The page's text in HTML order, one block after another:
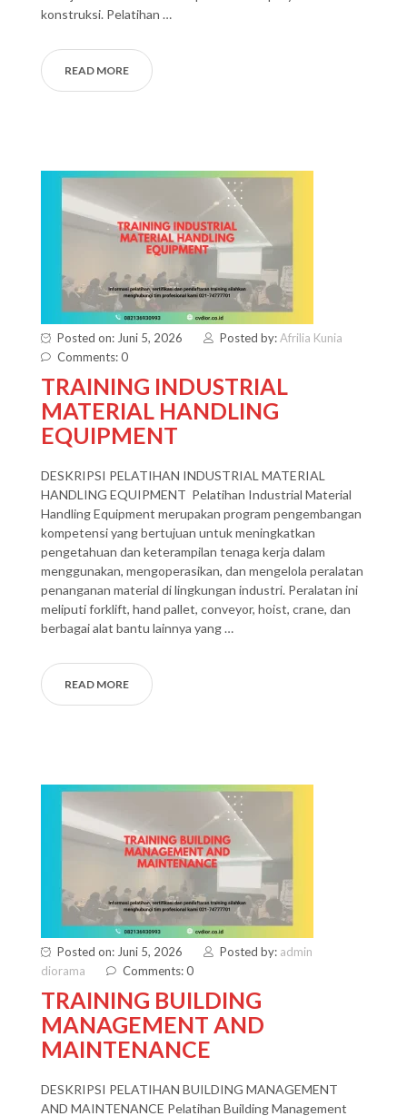
konstruksi. Pelatihan …
READ MORE
Posted on: Juni 5, 2026 Posted by:Afrilia Kunia
Comments: 0
TRAINING INDUSTRIAL
MATERIAL HANDLING
EQUIPMENT
DESKRIPSI PELATIHAN INDUSTRIAL MATERIAL
HANDLING EQUIPMENT Pelatihan Industrial Material
Handling Equipment merupakan program pengembangan
kompetensi yang bertujuan untuk meningkatkan
pengetahuan dan keterampilan tenaga kerja dalam
menggunakan, mengoperasikan, dan mengelola peralatan
penanganan material di lingkungan industri. Peralatan ini
meliputi forklift, hand pallet, conveyor, hoist, crane, dan
berbagai alat bantu lainnya yang …
READ MORE
Posted on: Juni 5, 2026 Posted by: admin
diorama
Comments: 0
TRAINING BUILDING
MANAGEMENT AND
MAINTENANCE
DESKRIPSI PELATIHAN BUILDING MANAGEMENT
AND MAINTENANCE Pelatihan Building Management